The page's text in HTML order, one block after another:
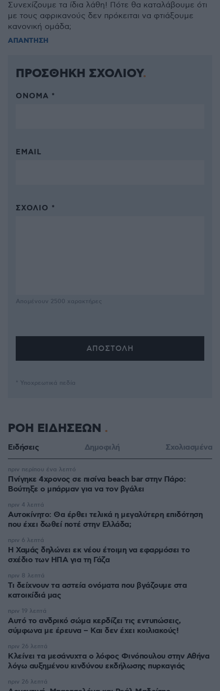
Συνεχίζουμε τα ίδια λάθη! Πότε θα καταλάβουμε ότι
με τους αφρικανούς δεν πρόκειται να φτιάξουμε
κανονική ομάδα;
ΑΠΑΝΤΗΣΗ
ΠΡΟΣΘΗΚΗ ΣΧΟΛΙΟΥ
ΌΝΟΜΑ *
EMAIL
ΣΧΌΛΙΟ *
Απομένουν 2500 χαρακτήρες
* Υποχρεωτικά πεδία
ΡΟΗ ΕΙΔΗΣΕΩΝ
Ειδήσεις Δημοφιλή Σχολιασμένα
Πνίγηκε 4χρονος σε πισίνα beach bar στην Πάρο:
Βούτηξε ο μπάρμαν για να τον βγάλει
πριν περίπου ένα λεπτό
Αυτοκίνητο: Θα έρθει τελικά η μεγαλύτερη επιδότηση
που έχει δωθεί ποτέ στην Ελλάδα;
πριν 4 λεπτά
Η Χαμάς δηλώνει εκ νέου έτοιμη να εφαρμόσει το
σχέδιο των ΗΠΑ για τη Γάζα
πριν 6 λεπτά
Τι δείχνουν τα αστεία ονόματα που βγάζουμε στα
κατοικίδιά μας
πριν 8 λεπτά
Αυτό το ανδρικό σώμα κερδίζει τις εντυπώσεις,
σύμφωνα με έρευνα – Και δεν έχει κοιλιακούς!
πριν 19 λεπτά
Κλείνει τα μεσάνυχτα ο λόφος Φινόπουλου στην Αθήνα
λόγω αυξημένου κινδύνου εκδήλωσης πυρκαγιάς
πριν 26 λεπτά
πριν 26 λεπτά